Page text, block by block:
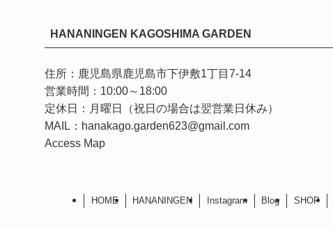
HANANINGEN KAGOSHIMA GARDEN
住所：鹿児島県鹿児島市下伊敷1丁目7-14
営業時間：10:00～18:00
定休日：月曜日（祝日の場合は翌営業日休み）
MAIL：hanakago.garden623@gmail.com
Access Map
HOME HANANINGEN Instagram Blog SHOP